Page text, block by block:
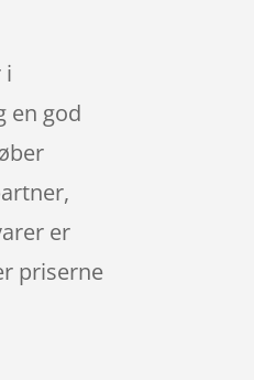
i
en god
er
priserne